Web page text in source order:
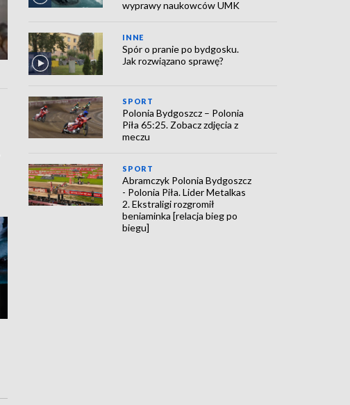
wyprawy naukowców UMK
INNE
Spór o pranie po bydgosku.
Jak rozwiązano sprawę?
SPORT
Polonia Bydgoszcz – Polonia
Piła 65:25. Zobacz zdjęcia z
meczu
SPORT
Abramczyk Polonia Bydgoszcz
- Polonia Piła. Lider Metalkas
2. Ekstraligi rozgromił
beniaminka [relacja bieg po
biegu]